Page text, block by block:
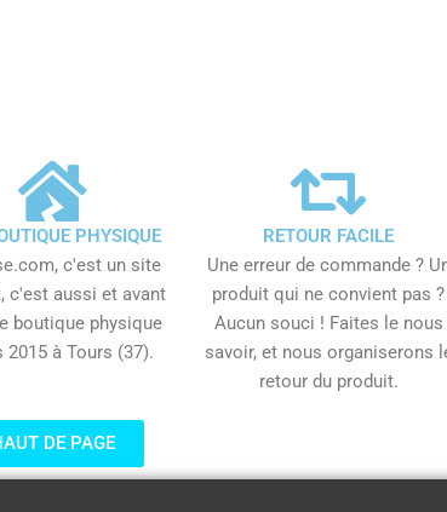
PHYSIQUE
c'est un site
c'est aussi et avant
boutique physique
2015 à Tours (37).
RETOUR FACILE
Une erreur de commande ?
produit qui ne convient pas ?
Aucun souci ! Faites le nous
savoir, et nous organiserons
retour du produit.
DE PAGE